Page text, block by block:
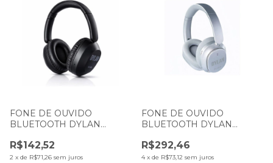
FONE DE OUVIDO
BLUETOOTH DYLAN
DL-500 PRETO
R$142,52
2 x de R$71,26 sem juros
FONE DE OUVIDO
BLUETOOTH DYLAN
P2 COM CANCELAMENTO
DE RUIDO DL-900 CINZA
R$292,46
4 x de R$73,12 sem juros